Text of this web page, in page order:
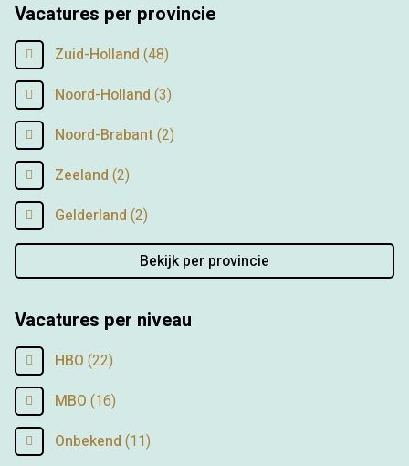
Vacatures per provincie
Zuid-Holland (48)
Noord-Holland (3)
Noord-Brabant(2)
Zeeland (2)
Gelderland (2)
Bekijk per provincie
Vacatures per niveau
HBO (22)
MBO (16)
Onbekend (11)